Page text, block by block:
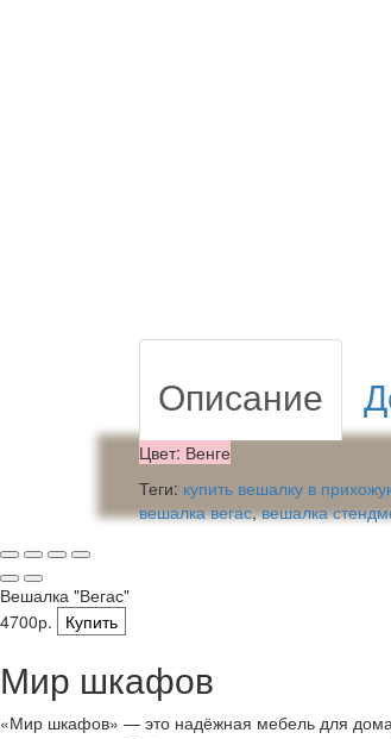
Описание
Цвет: Венге
Теги: купить вешалку в
вешалка вегас,вешалка
Вешалка "Вегас"
4700р.
Купить
Мир шкафов
«Мир шкафов» — это надёжная мебель для дома